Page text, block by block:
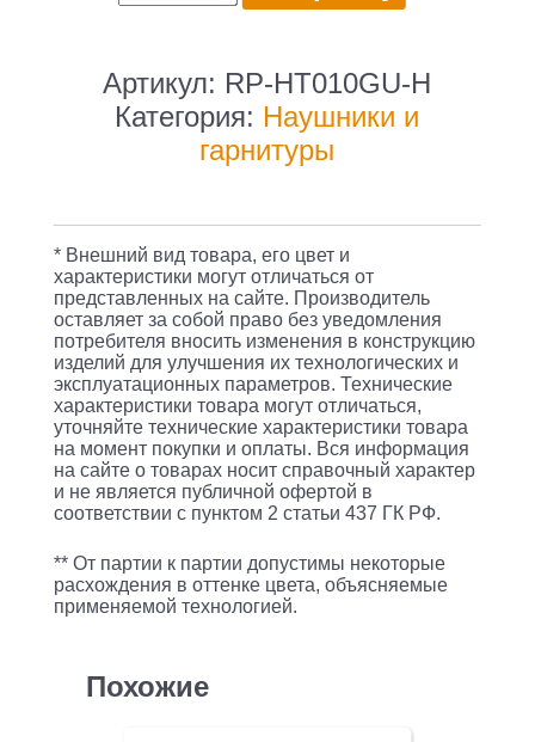
товара
накладные
Panasonic
1.2м
серый
проводные
оголовье
Артикул: RP-HT010GU-H
Категория: Наушники и
гарнитуры
* Внешний вид товара, его цвет и
характеристики могут отличаться от
представленных на сайте. Производитель
оставляет за собой право без уведомления
потребителя вносить изменения в конструкцию
изделий для улучшения их технологических и
эксплуатационных параметров. Технические
характеристики товара могут отличаться,
уточняйте технические характеристики товара
на момент покупки и оплаты. Вся информация
на сайте о товарах носит справочный характер
и не является публичной офертой в
соответствии с пунктом 2 статьи 437 ГК РФ.
** От партии к партии допустимы некоторые
расхождения в оттенке цвета, объясняемые
применяемой технологией.
Похожие